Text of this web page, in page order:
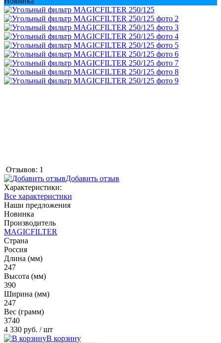
Отзывов: 1
Добавить отзыв
Характеристики:
Все характеристики
Наши предложения
Новинка
Производитель
MAGICFILTER
Страна
Россия
Длина (мм)
247
Высота (мм)
390
Ширина (мм)
247
Вес (грамм)
3740
4 330 руб. / шт
В корзину